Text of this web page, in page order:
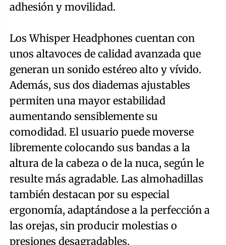
adhesión y movilidad.
Los Whisper Headphones cuentan con
unos altavoces de calidad avanzada que
generan un sonido estéreo alto y vívido.
Además, sus dos diademas ajustables
permiten una mayor estabilidad
aumentando sensiblemente su
comodidad. El usuario puede moverse
libremente colocando sus bandas a la
altura de la cabeza o de la nuca, según le
resulte más agradable. Las almohadillas
también destacan por su especial
ergonomía, adaptándose a la perfección a
las orejas, sin producir molestias o
presiones desagradables.